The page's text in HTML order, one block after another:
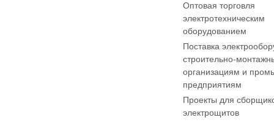
Оптовая торговля
электротехническим
оборудованием
Поставка
строительно-
организациям и
предприятиям
Проекты для
электрощитов